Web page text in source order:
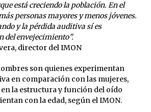
está creciendo la población. En el
personas mayores y menos jóvenes.
y la pérdida auditiva sí es
del envejecimiento”.
director del IMON
son quienes experimentan
en comparación con las mujeres,
la estructura y función del oído
con la edad, según el IMON.